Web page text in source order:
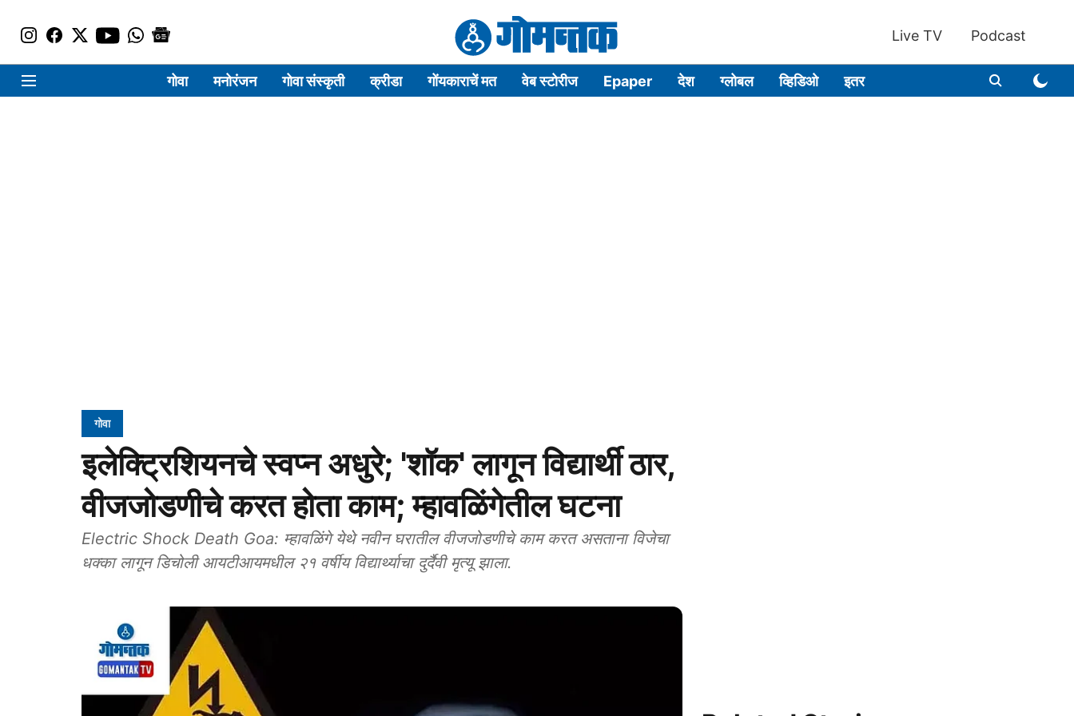
Live TV Podcast
गोवा मनोरंजन गोवा संस्कृती क्रीडा गोंयकाराचें मत वेब स्टोरीज Epaper देश ग्लोबल व्हिडिओ इतर
गोवा
इलेक्ट्रिशियनचे स्वप्न अधुरे; 'शॉक' लागून विद्यार्थी ठार,
वीजजोडणीचे करत होता काम; म्हावळिंगेतील घटना
Electric Shock Death Goa: म्हावळिंगे येथे नवीन घरातील वीजजोडणीचे काम करत असताना विजेचा
धक्का लागून डिचोली आयटीआयमधील २१ वर्षीय विद्यार्थ्याचा दुर्दैवी मृत्यू झाला.